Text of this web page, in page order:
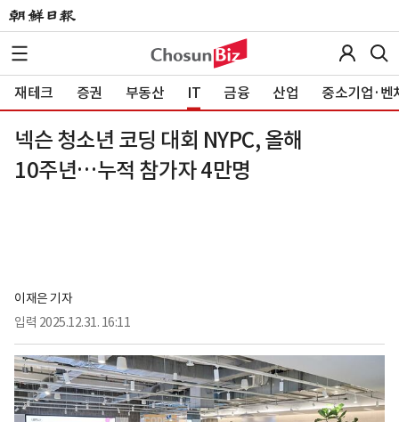
재테크 증권 부동산 IT 금융 산업 중소기업·벤
넥슨 청소년 코딩 대회 NYPC, 올해
10주년…누적 참가자 4만명
이재은 기자
입력 2025.12.31. 16:11